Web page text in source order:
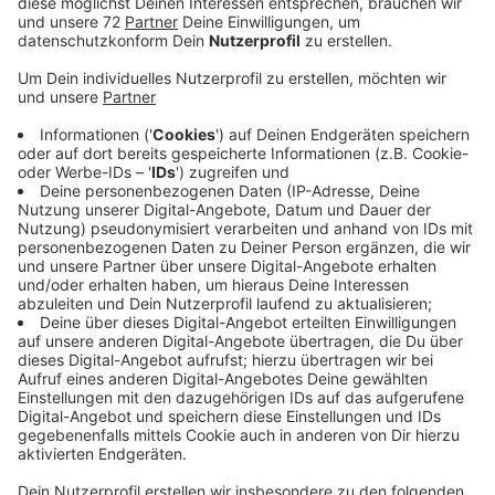
Dr. Britta Jüngst vom Mathias Spital in Rheine.
Anzeige
Die Corona-Zahlen haben sich zwar teilweise
stabilisiert und doch sterben noch immer jeden Tag
Hunderte Menschen an oder mit dem Coronavirus. Wir
sehen oft nur die Zahlen und nicht die emotionalen
Geschichten dahinter: Wie geht es den Sterbenden
und auch den Angehörigen? Wie hat sich die Situation
insgesamt verändert? RADIO RST-Redakteur Jan
Niestegge hat sich mit Dr. Britta Jüngst unterhalten.
Anzeige